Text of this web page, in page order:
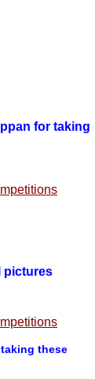
for taking
pictures
these